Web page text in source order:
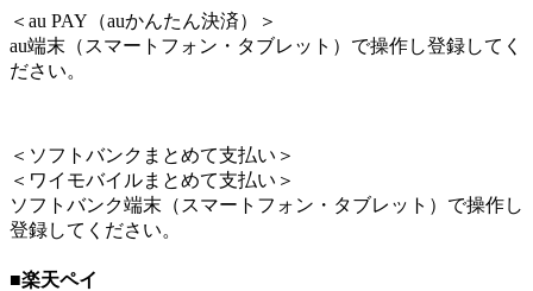
＜ au PAY（auかんたん決済）
＞
au端末（スマートフォン・タブレット）で操作し登録してく
ださい。
＜ ソフトバンクまとめて支払い ＞
＜ ワイモバイルまとめて支払い ＞
ソフトバンク端末（スマートフォン・タブレット）で操作し
登録してください。
■楽天ペイ